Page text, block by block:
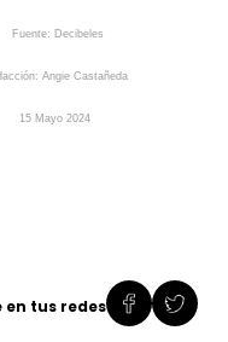
Fuente: Decibeles
Angie Castañeda
15 Mayo 2024
tus redes